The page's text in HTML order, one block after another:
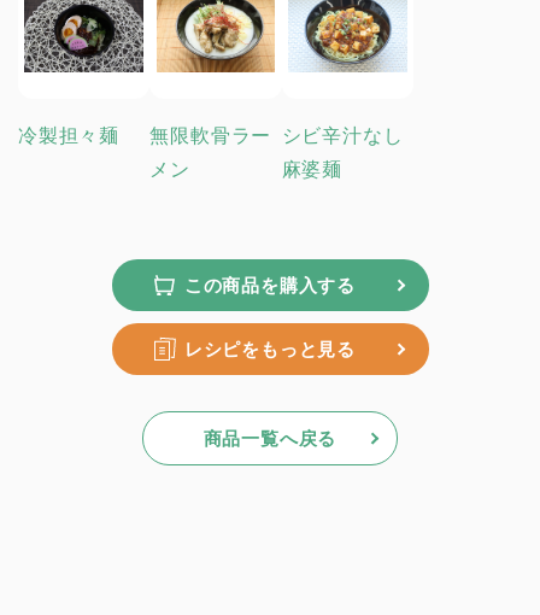
冷製担々麺
無限軟骨ラー
メン
シビ辛汁なし
麻婆麺
この商品を購入する
レシピをもっと見る
商品一覧へ戻る